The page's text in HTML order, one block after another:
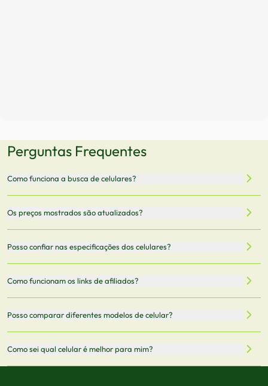
Perguntas Frequentes
Como funciona a busca de celulares?
armazenamento, memória RAM, bateria e conectividade
5G.
Os preços mostrados são atualizados?
vendedor antes de finalizar sua compra.
Posso confiar nas especificações dos celulares?
informações mais recentes de cada modelo.
Como funcionam os links de afiliados?
comissão sem custo adicional para você.
Posso comparar diferentes modelos de celular?
Sim! Você pode selecionar até 3 celulares para comparar
Como sei qual celular é melhor para mim?